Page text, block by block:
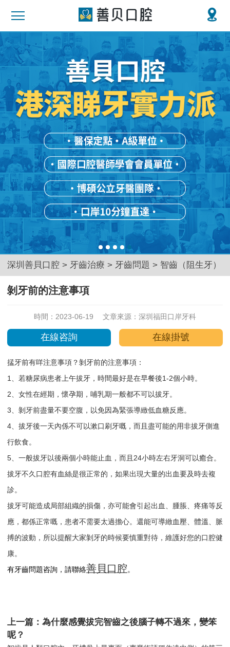
深圳善貝口腔 > 牙齒治療 > 牙齒問題 > 智齒（阻生牙）
剝牙前的注意事項
時間：2023-06-19 文章來源： 深圳福田口岸牙科
在線咨詢 在線掛號
掹牙前有咩注意事項？剝牙前的注意事項：
1、若糖尿病患者上午拔牙，時間最好是在早餐後1-2個小時。
2、女性在經期，懷孕期，哺乳期一般都不可以拔牙。
3、剝牙前盡量不要空腹，以免因為緊張導緻低血糖反應。
4、拔牙後一天內係不可以漱口刷牙嘅，而且盡可能的用非拔牙側進
行飲食。
5、一般拔牙以後兩個小時能止血，而且24小時左右牙洞可以癒合。
拔牙不久口腔有血絲是很正常的，如果出現大量的出血要及時去複
診。
拔牙可能造成局部組織的損傷，亦可能會引起出血、腫脹、疼痛等反
應，都係正常嘅，患者不需要太過擔心。還能可導緻血壓、體溫、脈
搏的波動，所以提醒大家剝牙的時候要慎重對待，維護好您的口腔健
康。
有牙齒問題咨詢，請聯絡善貝口腔。
上一篇：為什麼感覺拔完智齒之後腦子轉不過來，變笨
呢？